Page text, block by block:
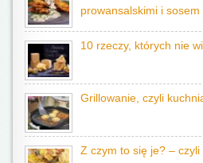
prowansalskimi i
10 rzeczy, których nie
Grillowanie, czyli
Z czym to się je? – czyli